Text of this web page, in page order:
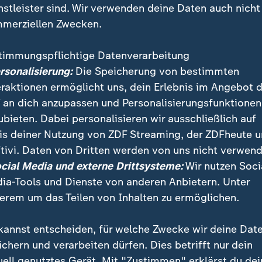
macht der Bundeskanzler nach Saudi-Arabien
ausbauen – trotz schwieriger
ZDF-Korrespondent Wulf Schmiese berichtet.
sind. Wir verwenden deine Daten auch nicht
Zwecken.
Datenverarbeitung
Die Speicherung von bestimmten
ermöglicht uns, dein Erlebnis im Angebot
an dich anzupassen und Personalisierungsfunktionen
Dabei personalisieren wir ausschließlich auf
deiner Nutzung von ZDF Streaming, der ZDFheute
Daten von Dritten werden von uns nicht
Media und externe Drittsysteme:Wir nutzen
Tools und Dienste von anderen Anbietern. Unter
um das Teilen von Inhalten zu ermöglichen.
entscheiden, für welche Zwecke wir deine
und verarbeiten dürfen. Dies betrifft nur dein